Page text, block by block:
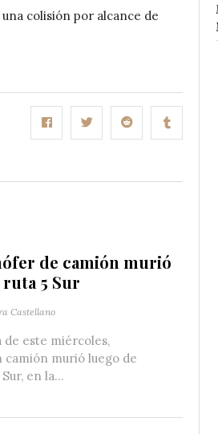
colisión por alcance de
de camión murió
5 Sur
Castellano
de este miércoles,
camión murió luego de
en la...